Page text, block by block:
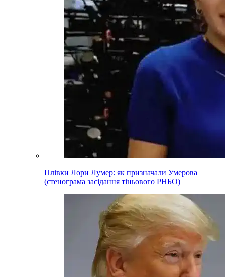
Плівки Лори Лумер: як призначали Умерова
(стенограма засідання тіньового РНБО)